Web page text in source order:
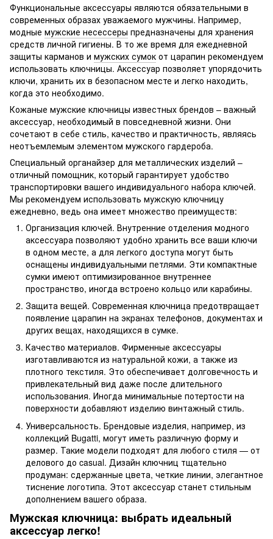
Функциональные аксессуары являются обязательными в
современных образах уважаемого мужчины. Например,
модные мужские несессеры предназначены для хранения
средств личной гигиены. В то же время для ежедневной
защиты карманов и мужских сумок от царапин рекомендуем
использовать ключницы. Аксессуар позволяет упорядочить
ключи, хранить их в безопасном месте и легко находить,
когда это необходимо.
Кожаные мужские ключницы известных брендов – важный
аксессуар, необходимый в повседневной жизни. Они
сочетают в себе стиль, качество и практичность, являясь
неотъемлемым элементом мужского гардероба.
Специальный органайзер для металлических изделий –
отличный помощник, который гарантирует удобство
транспортировки вашего индивидуального набора ключей.
Мы рекомендуем использовать мужскую ключницу
ежедневно, ведь она имеет множество преимуществ:
Организация ключей. Внутренние отделения модного
аксессуара позволяют удобно хранить все ваши ключи
в одном месте, а для легкого доступа могут быть
оснащены индивидуальными петлями. Эти компактные
сумки имеют оптимизированное внутреннее
пространство, иногда встроено кольцо или карабины.
Защита вещей. Современная ключница предотвращает
появление царапин на экранах телефонов, документах и
других вещах, находящихся в сумке.
Качество материалов. Фирменные аксессуары
изготавливаются из натуральной кожи, а также из
плотного текстиля. Это обеспечивает долговечность и
привлекательный вид даже после длительного
использования. Иногда минимальные потертости на
поверхности добавляют изделию винтажный стиль.
Универсальность. Брендовые изделия, например, из
коллекций Bugatti, могут иметь различную форму и
размер. Такие модели подходят для любого стиля — от
делового до casual. Дизайн ключниц тщательно
продуман: сдержанные цвета, четкие линии, элегантное
тиснение логотипа. Этот аксессуар станет стильным
дополнением вашего образа.
Мужская ключница: выбрать идеальный
аксессуар легко!